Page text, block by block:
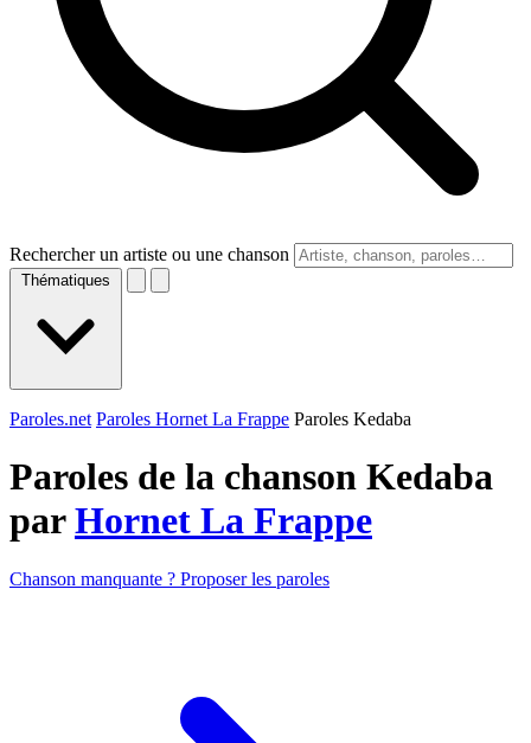
Rechercher un artiste ou une chanson
Thématiques
Paroles.net Paroles Hornet La Frappe Paroles Kedaba
Paroles de la chanson Kedaba
parHornet La Frappe
Chanson manquante ? Proposer les paroles